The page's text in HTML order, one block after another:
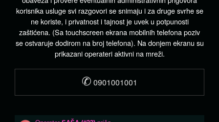
korisnika usluge svi razgovori se snimaju i za druge svrhe se
ne koriste, i privatnost i tajnost je uvek u potpunosti
zaštićena. (Sa touchscreen ekrana mobilnih telefona poziv
se ostvaruje dodirom na broj telefona). Na donjem ekranu su
prikazani operateri aktivni na mreži.
✆ 0901001001